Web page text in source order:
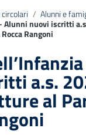
circolari / Alunni e
Alunni nuovi iscritti
Rangoni
a.s.
al